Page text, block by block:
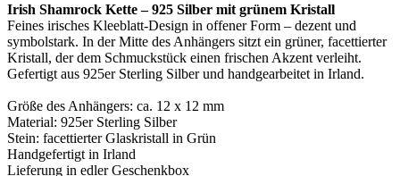
Irish Shamrock Kette – 925 Silber mit grünem Kristall
Feines irisches Kleeblatt-Design in offener Form – dezent und
symbolstark. In der Mitte des Anhängers sitzt ein grüner, facettierter
Kristall, der dem Schmuckstück einen frischen Akzent verleiht.
Gefertigt aus 925er Sterling Silber und handgearbeitet in Irland.
Größe des Anhängers: ca. 12 x 12 mm
Material: 925er Sterling Silber
Stein: facettierter Glaskristall in Grün
Handgefertigt in Irland
Lieferung in edler Geschenkbox